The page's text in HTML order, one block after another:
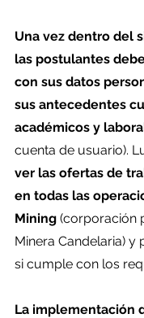
Una vez dentro del
las postulantes
con sus datos
sus antecedentes
académicos y
cuenta de usuario).
ver las ofertas de
en todas las
Mining (corporación
Minera Candelaria) y
si cumple con los
La implementación